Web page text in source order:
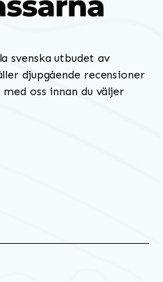
svenska utbudet av
djupgående recensioner
oss innan du väljer